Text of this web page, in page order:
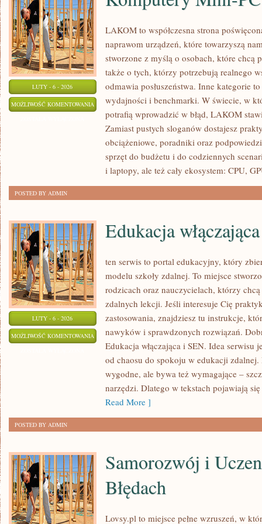
LUTY - 6 - 2026
MOŻLIWOŚĆ KOMENTOWANIA KOMPUTERY
MINI-
LAKOM to współczesna strona
naprawom urządzeń, które towarzyszą
stworzone z myślą o osobach, które chcą
także o tych, którzy potrzebują realnego
odmawia posłuszeństwa. Inne kategorie
wydajności i benchmarki. W świecie, w
potrafią wprowadzić w błąd, LAKOM
Zamiast pustych sloganów dostajesz
obciążeniowe, poradniki oraz
sprzęt do budżetu i do codziennych
i laptopy, ale też cały ekosystem: CPU,
POSTED BY ADMIN
LUTY - 6 - 2026
MOŻLIWOŚĆ KOMENTOWANIA EDUKACJA
WŁĄCZAJĄCA
Edukacja
ten serwis to portal edukacyjny, który
modelu szkoły zdalnej. To miejsce
rodzicach oraz nauczycielach, którzy
zdalnych lekcji. Jeśli interesuje Cię
zastosowania, znajdziesz tu instrukcje,
nawyków i sprawdzonych rozwiązań.
Edukacja włączająca i SEN. Idea serwisu
od chaosu do spokoju w edukacji
wygodne, ale bywa też wymagające –
narzędzi. Dlatego w tekstach pojawiają
Read More ]
POSTED BY ADMIN
Samorozwój i
Błędach
Lovsy.pl to miejsce pełne wzruszeń, w